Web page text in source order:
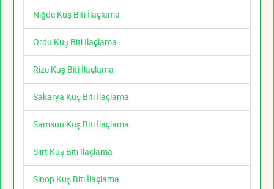
Niğde Kuş Biti İlaçlama
Ordu Kuş Biti İlaçlama
Rize Kuş Biti İlaçlama
Sakarya Kuş Biti İlaçlama
Samsun Kuş Biti İlaçlama
Siirt Kuş Biti İlaçlama
Sinop Kuş Biti İlaçlama